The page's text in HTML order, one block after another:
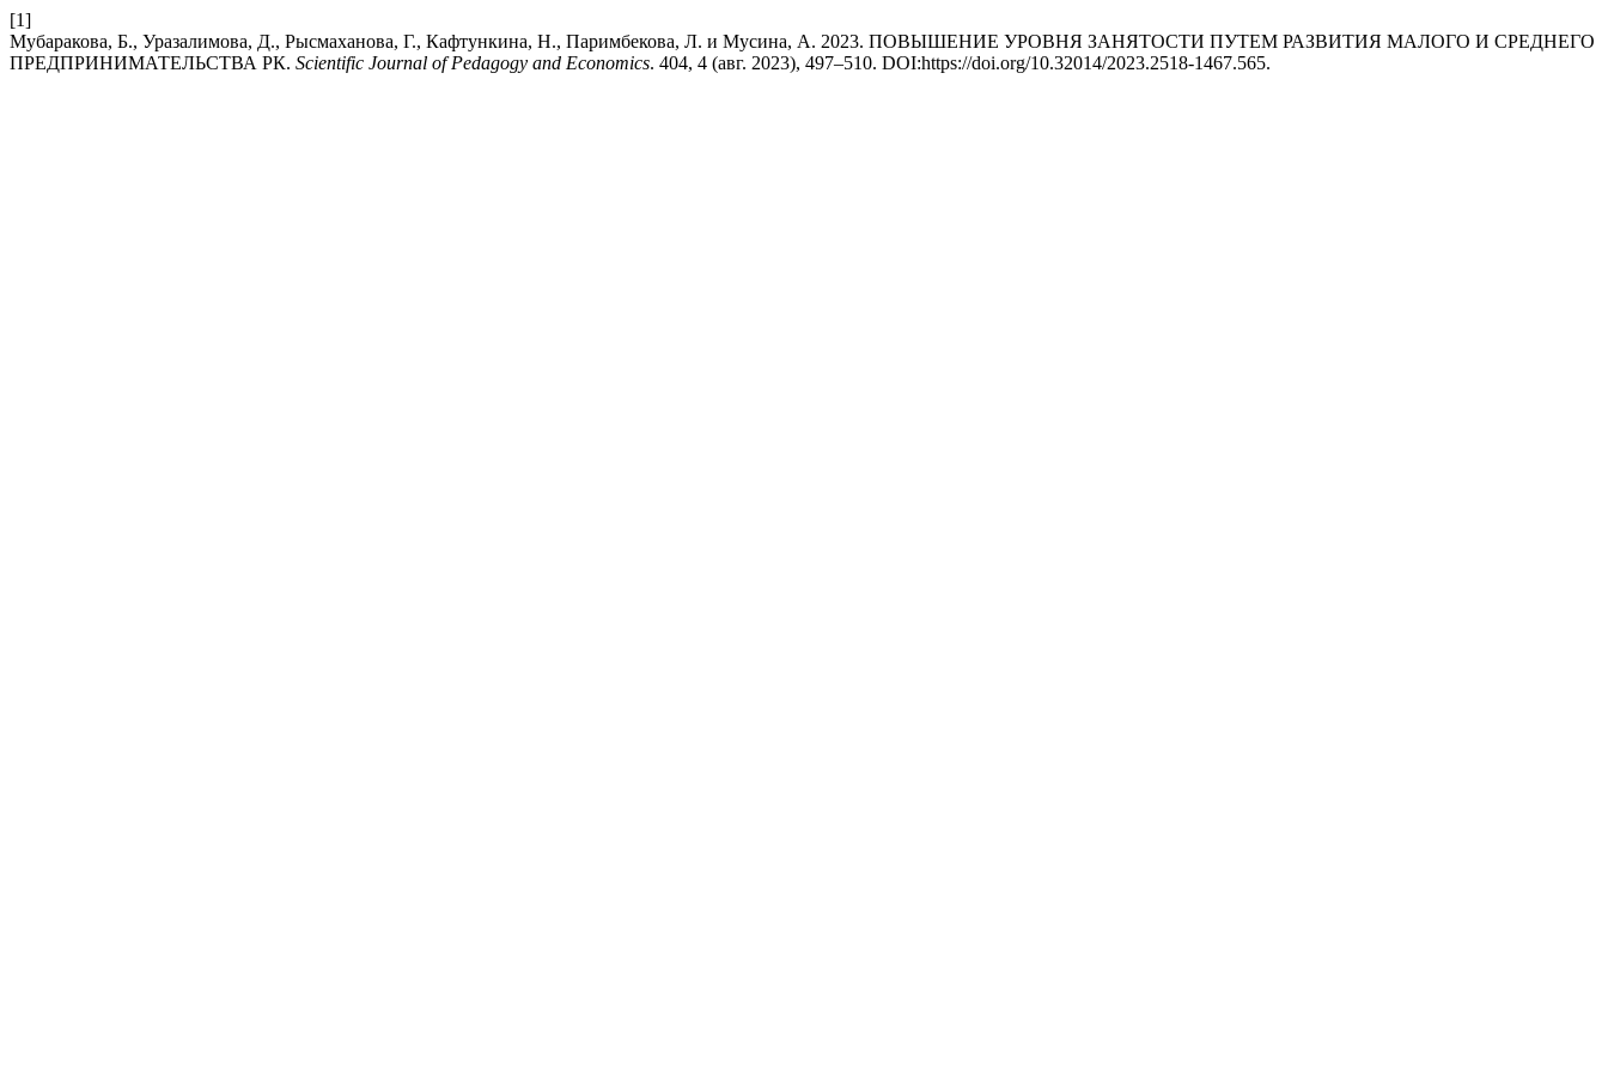
[1]
Мубаракова, Б., Уразалимова, Д., Рысмаханова, Г., Кафтункина, Н., Паримбекова, Л. и Мусина, А. 2023. ПОВЫШЕНИЕ УРОВНЯ ЗАНЯТОСТИ ПУТЕМ РАЗВИТИЯ МАЛОГО И СРЕДНЕГО
ПРЕДПРИНИМАТЕЛЬСТВА РК. Scientific Journal of Pedagogy and Economics. 404, 4 (авг. 2023), 497–510. DOI:https://doi.org/10.32014/2023.2518-1467.565.